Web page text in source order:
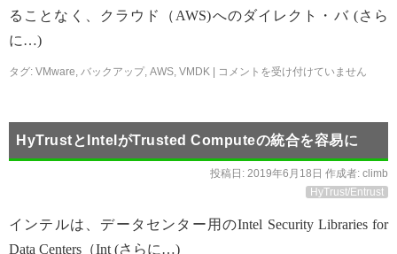
ることなく、クラウド（AWS)へのダイレクト・バ (さら
に…)
タグ: VMware, バックアップ, AWS, VMDK コメントを受け付けていません
HyTrustとIntelがTrusted Computeの統合を容易に
投稿日: 2019年6月18日 作成者: climb
HyTrust/Entrust
インテルは、データセンター用のIntel Security Libraries for
Data Centers（Int (さらに…)